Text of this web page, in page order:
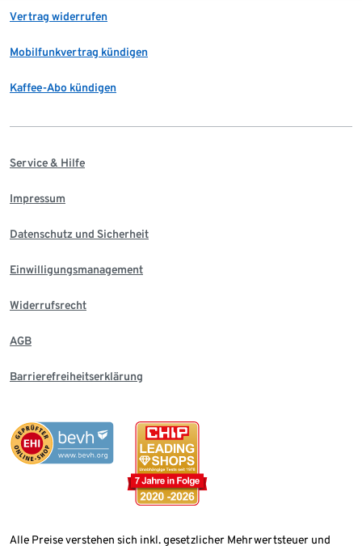
Vertrag widerrufen
Mobilfunkvertrag kündigen
Kaffee-Abo kündigen
Service & Hilfe
Impressum
Datenschutz und Sicherheit
Einwilligungsmanagement
Widerrufsrecht
AGB
Barrierefreiheitserklärung
Alle Preise verstehen sich inkl. gesetzlicher Mehrwertsteuer und